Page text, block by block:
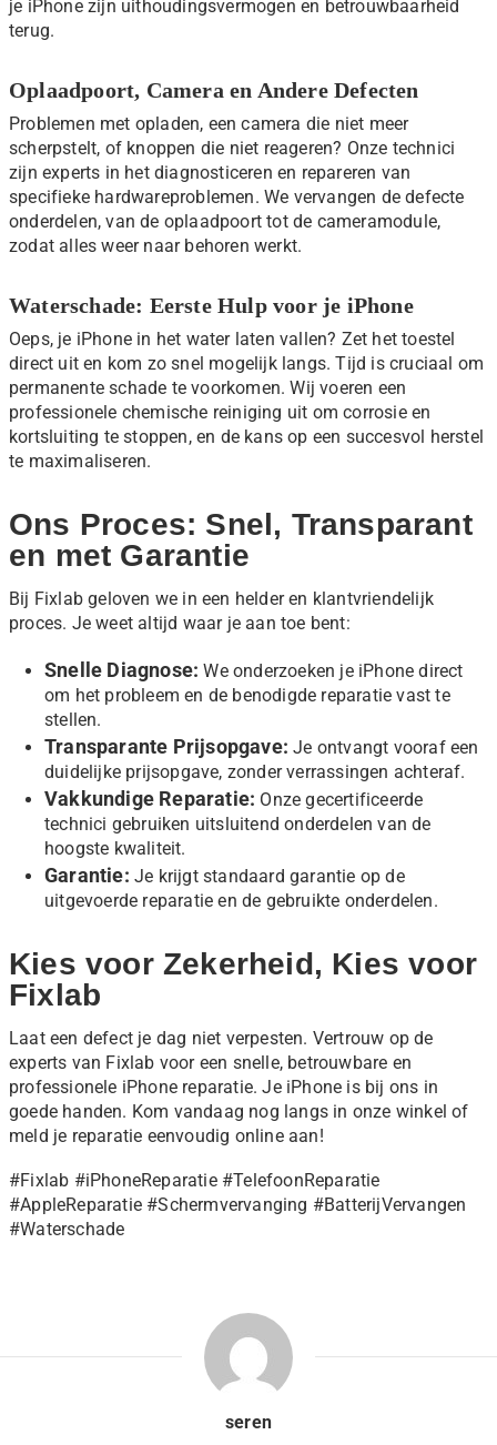
je iPhone zijn uithoudingsvermogen en betrouwbaarheid
terug.
Oplaadpoort, Camera en Andere Defecten
Problemen met opladen, een camera die niet meer
scherpstelt, of knoppen die niet reageren? Onze technici
zijn experts in het diagnosticeren en repareren van
specifieke hardwareproblemen. We vervangen de defecte
onderdelen, van de oplaadpoort tot de cameramodule,
zodat alles weer naar behoren werkt.
Waterschade: Eerste Hulp voor je iPhone
Oeps, je iPhone in het water laten vallen? Zet het toestel
direct uit en kom zo snel mogelijk langs. Tijd is cruciaal om
permanente schade te voorkomen. Wij voeren een
professionele chemische reiniging uit om corrosie en
kortsluiting te stoppen, en de kans op een succesvol herstel
te maximaliseren.
Ons Proces: Snel, Transparant
en met Garantie
Bij Fixlab geloven we in een helder en klantvriendelijk
proces. Je weet altijd waar je aan toe bent:
Snelle Diagnose: We onderzoeken je iPhone direct
om het probleem en de benodigde reparatie vast te
stellen.
Transparante Prijsopgave: Je ontvangt vooraf een
duidelijke prijsopgave, zonder verrassingen achteraf.
Vakkundige Reparatie: Onze gecertificeerde
technici gebruiken uitsluitend onderdelen van de
hoogste kwaliteit.
Garantie: Je krijgt standaard garantie op de
uitgevoerde reparatie en de gebruikte onderdelen.
Kies voor Zekerheid, Kies voor
Fixlab
Laat een defect je dag niet verpesten. Vertrouw op de
experts van Fixlab voor een snelle, betrouwbare en
professionele iPhone reparatie. Je iPhone is bij ons in
goede handen. Kom vandaag nog langs in onze winkel of
meld je reparatie eenvoudig online aan!
#Fixlab #iPhoneReparatie #TelefoonReparatie
#AppleReparatie #Schermvervanging #BatterijVervangen
#Waterschade
seren